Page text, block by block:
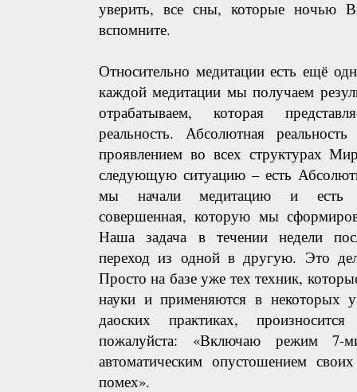
уверить, все сны, которые ночью
вспомните.
Относительно медитации есть ещё
каждой медитации мы получаем
отрабатываем, которая
реальность. Абсолютная
проявлением во всех структурах
следующую ситуацию – есть
мы начали медитацию и есть
совершенная, которую мы
Наша задача в течении недели
переход из одной в другую. Это
Просто на базе уже тех техник,
науки и применяются в некоторых
даоских практиках,
пожалуйста: «Включаю режим 7-
автоматическим опустошением
помех».